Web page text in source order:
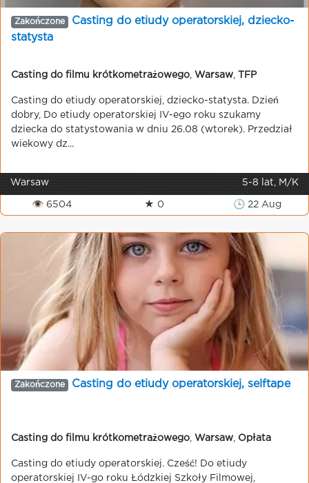
Zakończone
Casting do etiudy operatorskiej, dziecko-
statysta
Casting do filmu krótkometrażowego Warsaw TFP
Casting do etiudy operatorskiej, dziecko-statysta. Dzień
dobry, Do etiudy operatorskiej IV-ego roku szukamy
dziecka do statystowania w dniu 26.08 (wtorek). Przedział
wiekowy dz...
Warsaw 5-8 lat, M/K
👁 6504 ★ 0 🕒 22 Aug
Zakończone Casting do etiudy operatorskiej, selftape
Casting do filmu krótkometrażowego Warsaw Opłata
Casting do etiudy operatorskiej. Cześć! Do etiudy
operatorskiej IV-go roku Łódzkiej Szkoły Filmowej,